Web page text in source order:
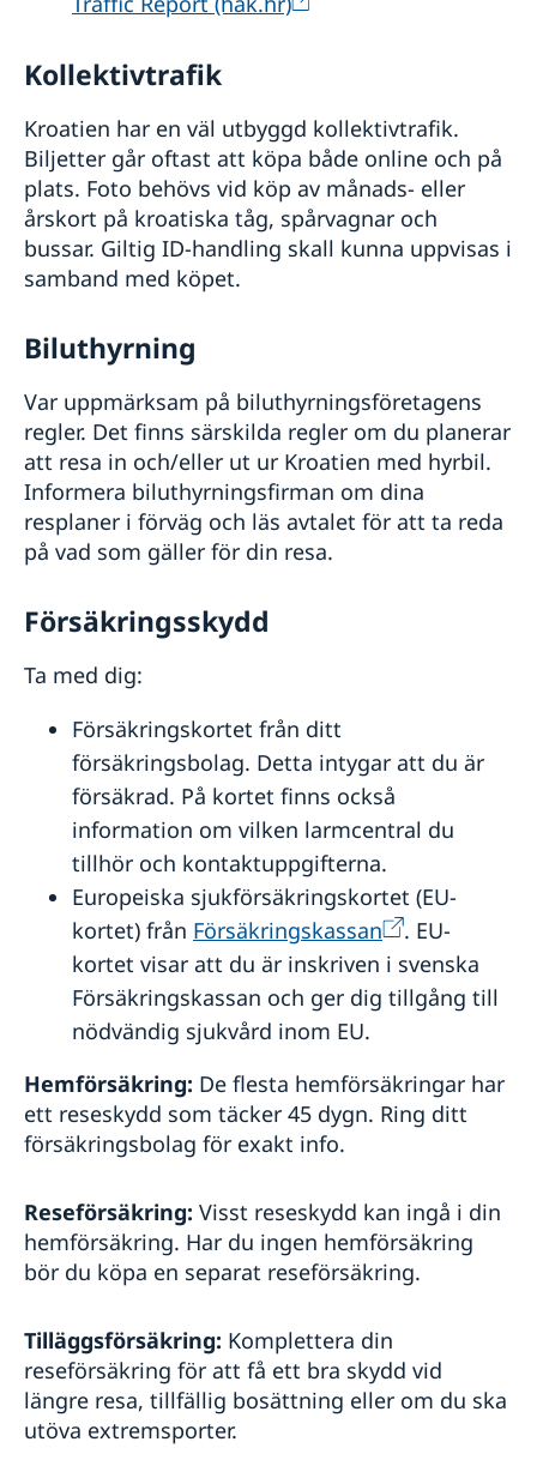
Kollektivtrafik
Kroatien har en väl utbyggd kollektivtrafik.
Biljetter går oftast att köpa både online och på
plats. Foto behövs vid köp av månads- eller
årskort på kroatiska tåg, spårvagnar och
bussar. Giltig ID-handling skall kunna uppvisas i
samband med köpet.
Biluthyrning
Var uppmärksam på biluthyrningsföretagens
regler. Det finns särskilda regler om du planerar
att resa in och/eller ut ur Kroatien med hyrbil.
Informera biluthyrningsfirman om dina
resplaner i förväg och läs avtalet för att ta reda
på vad som gäller för din resa.
Försäkringsskydd
Ta med dig:
Försäkringskortet från ditt
försäkringsbolag. Detta intygar att du är
försäkrad. På kortet finns också
information om vilken larmcentral du
tillhör och kontaktuppgifterna.
Europeiska sjukförsäkringskortet (EU-
kortet) från Försäkringskassan
. EU-
kortet visar att du är inskriven i svenska
Försäkringskassan och ger dig tillgång till
nödvändig sjukvård inom EU.
Hemförsäkring: De flesta hemförsäkringar har
ett reseskydd som täcker 45 dygn. Ring ditt
försäkringsbolag för exakt info.
Reseförsäkring: Visst reseskydd kan ingå i din
hemförsäkring. Har du ingen hemförsäkring
bör du köpa en separat reseförsäkring.
Tilläggsförsäkring: Komplettera din
reseförsäkring för att få ett bra skydd vid
längre resa, tillfällig bosättning eller om du ska
utöva extremsporter.